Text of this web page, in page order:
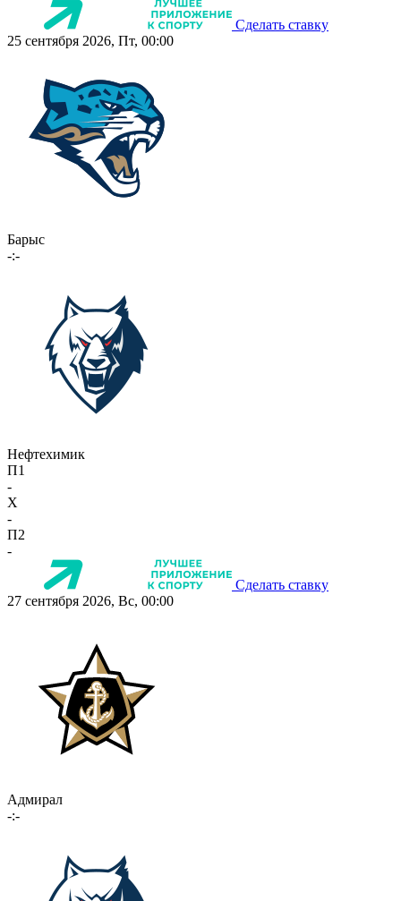
Сделать ставку
25 сентября 2026, Пт, 00:00
Барыс
-:-
Нефтехимик
П1
-
X
-
П2
-
Сделать ставку
27 сентября 2026, Вс, 00:00
Адмирал
-:-